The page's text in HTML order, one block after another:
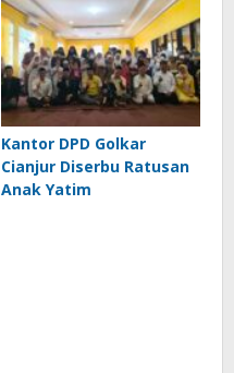
Kantor DPD Golkar
Cianjur Diserbu Ratusan
Anak Yatim